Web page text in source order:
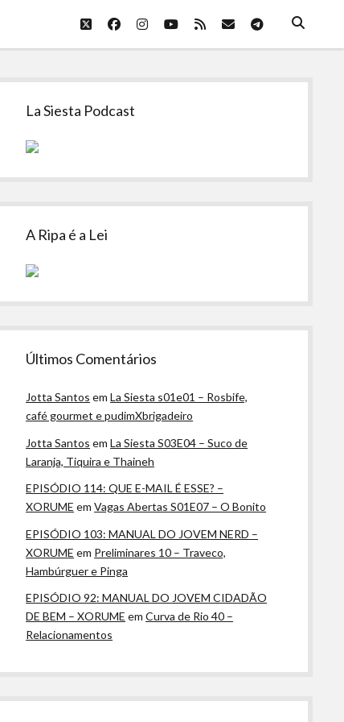
twitterfacebookinstagram
youtube
rss emailtelegram
Sidebar
La Siesta Podcast
A Ripa é a Lei
Últimos Comentários
Jotta Santos emLa Siesta s01e01 – Rosbife,
café gourmet e pudimXbrigadeiro
Jotta Santos emLa Siesta S03E04 – Suco de
Laranja, Tiquira e Thaineh
EPISÓDIO 114: QUE E-MAIL É ESSE? –
XORUME emVagas Abertas S01E07 – O Bonito
EPISÓDIO 103: MANUAL DO JOVEM NERD –
XORUME em Preliminares 10 – Traveco,
Hambúrguer e Pinga
EPISÓDIO 92: MANUAL DO JOVEM CIDADÃO
DE BEM – XORUME emCurva de Rio 40 –
Relacionamentos